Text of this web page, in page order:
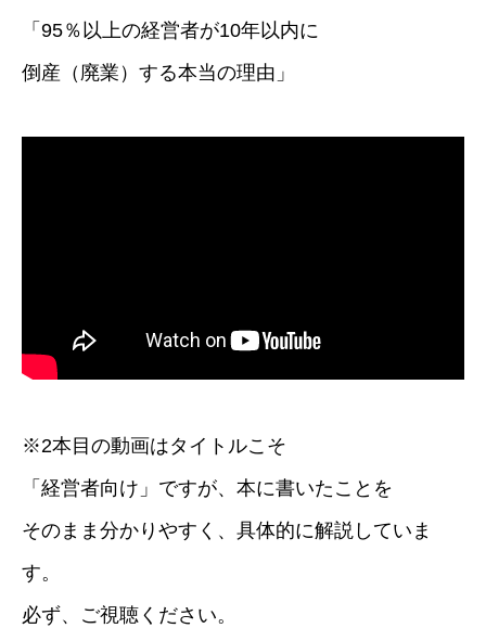
「95％以上の経営者が10年以内に
倒産（廃業）する本当の理由」
※2本目の動画はタイトルこそ
「経営者向け」ですが、本に書いたことを
そのまま分かりやすく、具体的に解説していま
す。
必ず、ご視聴ください。